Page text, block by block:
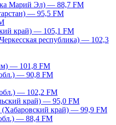
Марий Эл) — 88,7 FM
— 95,5 FM
край) — 105,1 FM
республика) — 102,3
— 101,8 FM
— 90,8 FM
— 102,2 FM
край) — 95,0 FM
край) — 99,9 FM
— 88,4 FM